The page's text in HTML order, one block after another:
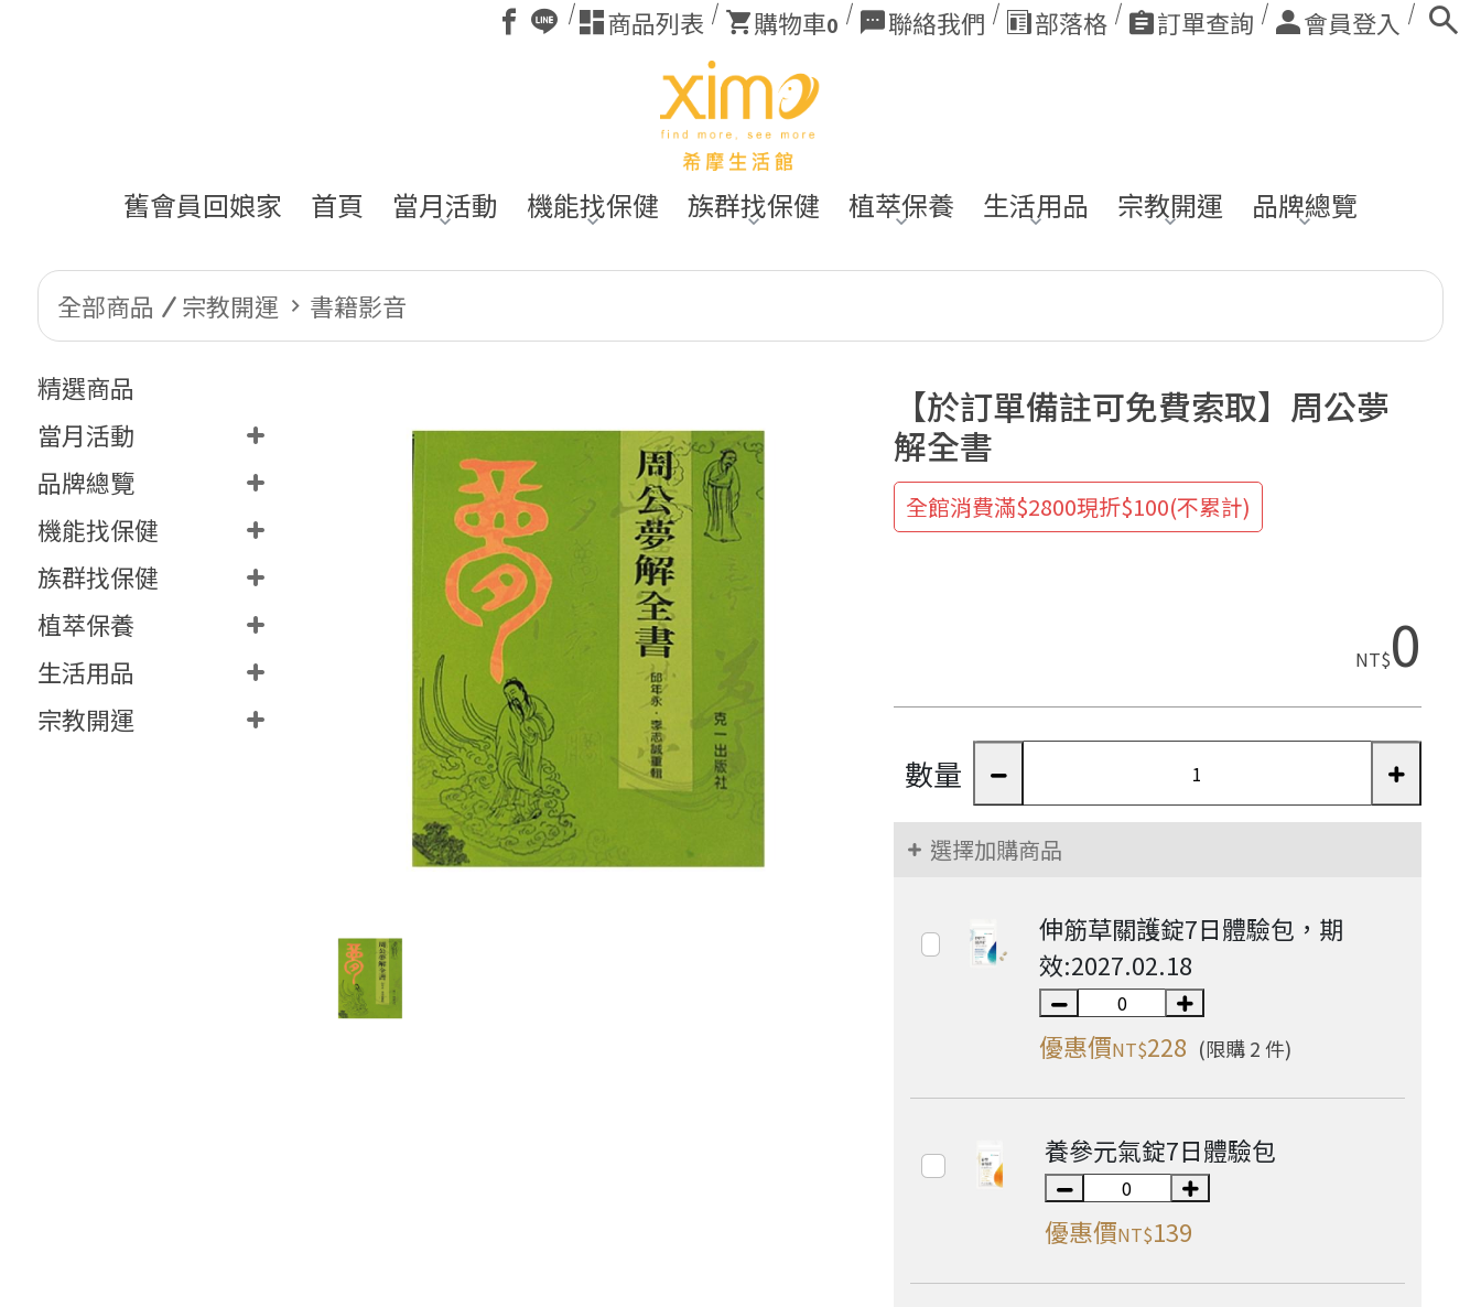
商品列表 購物車0 聯絡我們 部落格 訂單查詢 會員登入
舊會員回娘家 首頁 當月活動 機能找保健 族群找保健 植萃保養 生活用品 宗教開運 品牌總覽
全部商品 宗教開運 書籍影音
精選商品
當月活動
品牌總覽
機能找保健
族群找保健
植萃保養
生活用品
宗教開運
【於訂單備註可免費索取】周公夢
解全書
全館消費滿$2800現折$100(不累計)
NT$0
數量
選擇加購商品
伸筋草關護錠7日體驗包，期
效:2027.02.18
優惠價NT$228 (限購 2 件)
養參元氣錠7日體驗包
優惠價NT$139